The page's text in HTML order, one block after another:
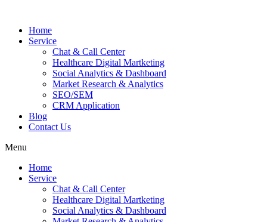
contentHome
Service
Chat & Call Center
Healthcare Digital Martketing
Social Analytics & Dashboard
Market Research & Analytics
SEO/SEM
CRM Application
Blog
Contact Us
Menu
Home
Service
Chat & Call Center
Healthcare Digital Martketing
Social Analytics & Dashboard